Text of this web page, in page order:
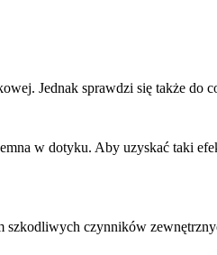
Jednak sprawdzi się także do
w dotyku. Aby uzyskać taki
szkodliwych czynników